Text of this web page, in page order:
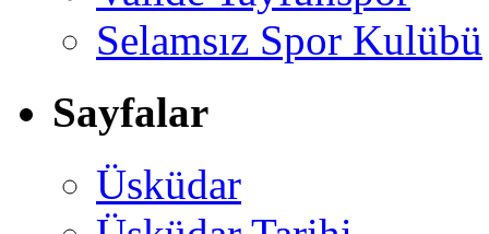
Selamsız Spor Kulübü
Sayfalar
Üsküdar